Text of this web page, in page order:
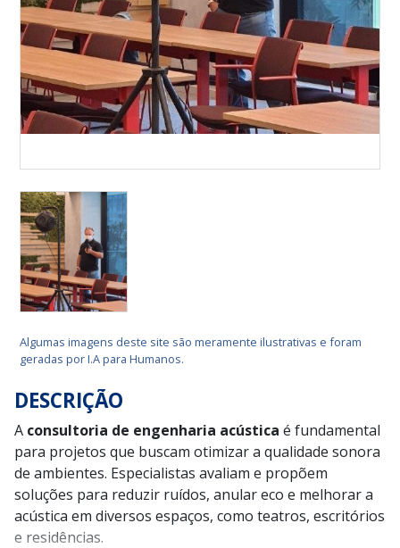
Algumas imagens deste site são meramente ilustrativas e foram
geradas por I.A para Humanos.
DESCRIÇÃO
A consultoria de engenharia acústica é fundamental
para projetos que buscam otimizar a qualidade sonora
de ambientes. Especialistas avaliam e propõem
soluções para reduzir ruídos, anular eco e melhorar a
acústica em diversos espaços, como teatros, escritórios
e residências.